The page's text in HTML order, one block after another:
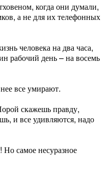
когда они думали,
а не для их телефонных
человека на два часа,
рабочий день – на восемь
все умирают.
скажешь правду,
и все удивляются, надо
самое несуразное